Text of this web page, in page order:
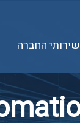
שירותי החברה